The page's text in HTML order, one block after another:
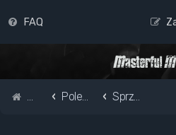
FAQ
Strona główna
Pole do popisu... Sprzęt - instrumenty, audio, komputery, telefony, CDs, LPs, kasety